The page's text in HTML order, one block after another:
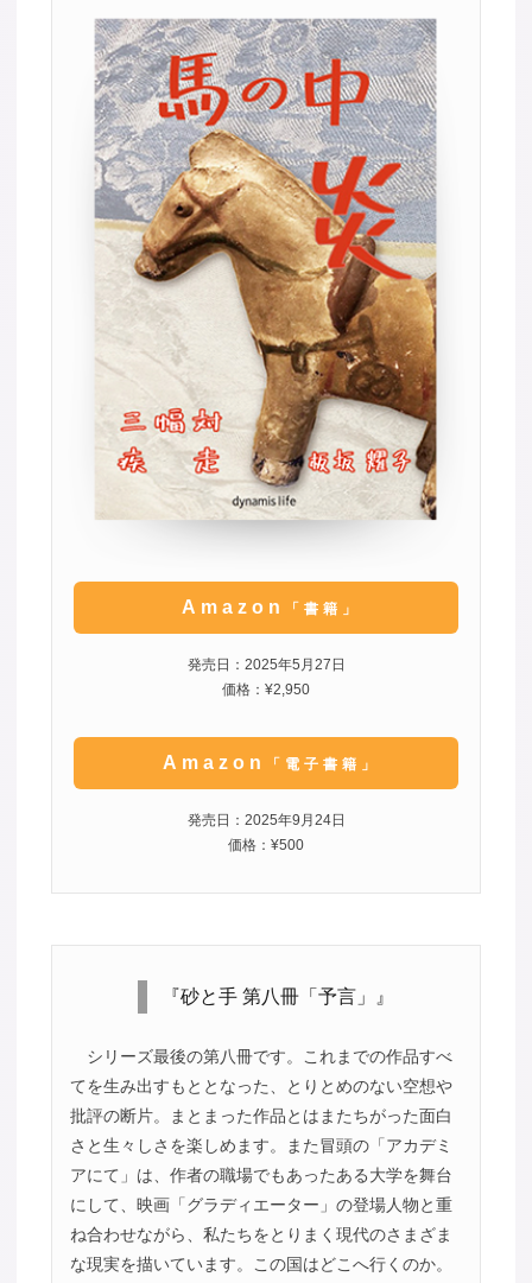
Amazon 「書籍」
発売日：2025年5月27日
価格：¥2,950
Amazon 「電子書籍」
発売日：2025年9月24日
価格：¥500
『砂と手 第八冊「予言」』
シリーズ最後の第八冊です。これまでの作品すべ
てを生み出すもととなった、とりとめのない空想や
批評の断片。まとまった作品とはまたちがった面白
さと生々しさを楽しめます。また冒頭の「アカデミ
アにて」は、作者の職場でもあったある大学を舞台
にして、映画「グラディエーター」の登場人物と重
ね合わせながら、私たちをとりまく現代のさまざま
な現実を描いています。この国はどこへ行くのか。